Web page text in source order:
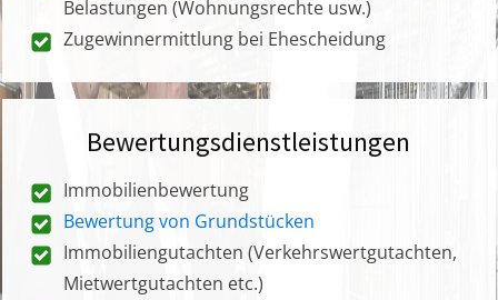
Belastungen (Wohnungsrechte usw.)
Zugewinnermittlung bei Ehescheidung
Bewertungsdienstleistungen
Immobilienbewertung
Bewertung von Grundstücken
Immobiliengutachten (Verkehrswertgutachten,
Mietwertgutachten etc.)